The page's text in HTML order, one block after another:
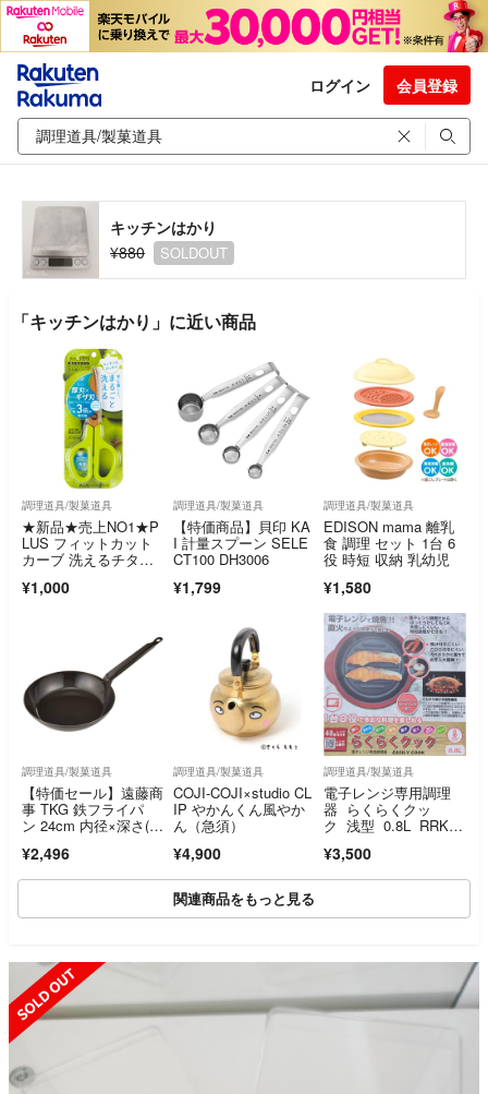
ログイン 会員登録
キッチンはかり
¥880
SOLDOUT
「キッチンはかり」に近い商品
調理道具/製菓道具
★新品★売上NO1★P
LUS フィットカット
カーブ 洗えるチタ
¥1,000
調理道具/製菓道具
【特価商品】貝印 KA
I 計量スプーン SELE
CT100 DH3006
¥1,799
調理道具/製菓道具
EDISON mama 離乳
食 調理 セット 1台 6
役 時短 収納 乳幼児
¥1,580
調理道具/製菓道具
【特価セール】遠藤商
事 TKG 鉄フライパ
ン 24cm 内径×深さ(m
¥2,496
調理道具/製菓道具
COJI-COJI×studio CL
IP やかんくん風やか
ん（急須）
¥4,900
調理道具/製菓道具
電子レンジ専用調理
器 らくらくクッ
ク 浅型 0.8L RRK-M
¥3,500
関連商品をもっと見る